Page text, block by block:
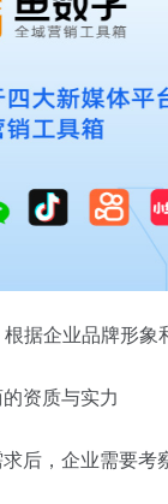
据企业品牌形象
资质与实力
后，企业需要考